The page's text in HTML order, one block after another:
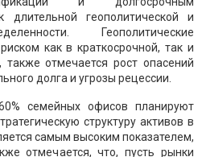
длительной геополитической и
Геополитические
как в краткосрочной, так и
также отмечается рост опасений
долга и угрозы рецессии.
семейных офисов планируют
структуру активов в
самым высоким показателем,
отмечается, что, пусть рынки